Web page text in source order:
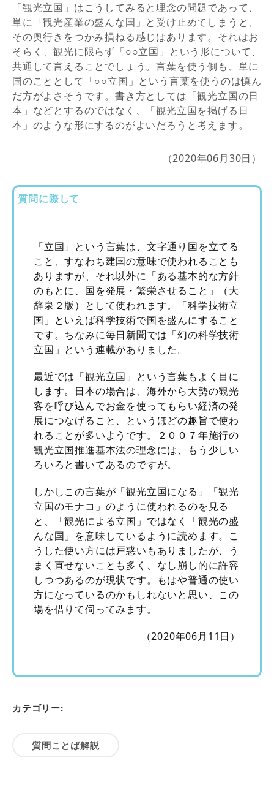
「観光立国」はこうしてみると理念の問題であって、
単に「観光産業の盛んな国」と受け止めてしまうと、
その奥行きをつかみ損ねる感じはあります。それはお
そらく、観光に限らず「○○立国」という形について、
共通して言えることでしょう。言葉を使う側も、単に
国のこととして「○○立国」という言葉を使うのは慎ん
だ方がよさそうです。書き方としては「観光立国の日
本」などとするのではなく、「観光立国を掲げる日
本」のような形にするのがよいだろうと考えます。
（2020年06月30日）
質問に際して
「立国」という言葉は、文字通り国を立てる
こと、すなわち建国の意味で使われることも
ありますが、それ以外に「ある基本的な方針
のもとに、国を発展・繁栄させること」（大
辞泉２版）として使われます。「科学技術立
国」といえば科学技術で国を盛んにすること
です。ちなみに毎日新聞では「幻の科学技術
立国」という連載がありました。
最近では「観光立国」という言葉もよく目に
します。日本の場合は、海外から大勢の観光
客を呼び込んでお金を使ってもらい経済の発
展につなげること、というほどの趣旨で使わ
れることが多いようです。２００７年施行の
観光立国推進基本法の理念には、もう少しい
ろいろと書いてあるのですが。
しかしこの言葉が「観光立国になる」「観光
立国のモナコ」のように使われるのを見る
と、「観光による立国」ではなく「観光の盛
んな国」を意味しているように読めます。こ
うした使い方には戸惑いもありましたが、う
まく直せないことも多く、なし崩し的に許容
しつつあるのが現状です。もはや普通の使い
方になっているのかもしれないと思い、この
場を借りて伺ってみます。
（2020年06月11日）
カテゴリー:
質問ことば解説